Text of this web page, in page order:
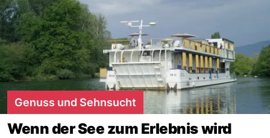
Genuss und Sehnsucht
Wenn der See zum Erlebnis wird